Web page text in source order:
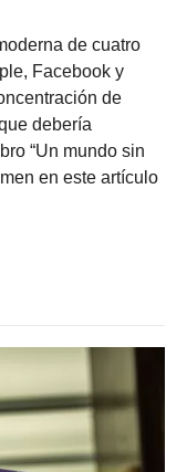
de cuatro
Facebook y
de
debería
“Un mundo sin
en este artículo